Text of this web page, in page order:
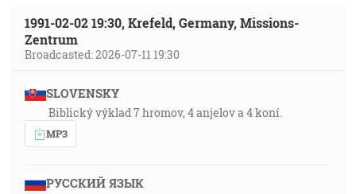
1991-02-02 19:30, Krefeld, Germany, Missions-
Zentrum
Broadcasted: 2026-07-11 19:30
SLOVENSKY
Biblický výklad 7 hromov, 4 anjelov a 4 koní.
MP3
РУССКИЙ ЯЗЫК